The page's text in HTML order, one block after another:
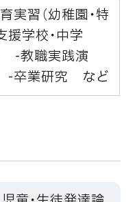
実習（幼稚園・特
援学校・中学
-教職実践演
卒業研究 など